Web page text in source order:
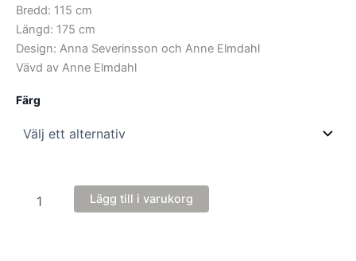
Bredd: 115 cm
Längd: 175 cm
Design: Anna Severinsson och Anne Elmdahl
Vävd av Anne Elmdahl
Färg
ANNO
Lägg till i varukorg